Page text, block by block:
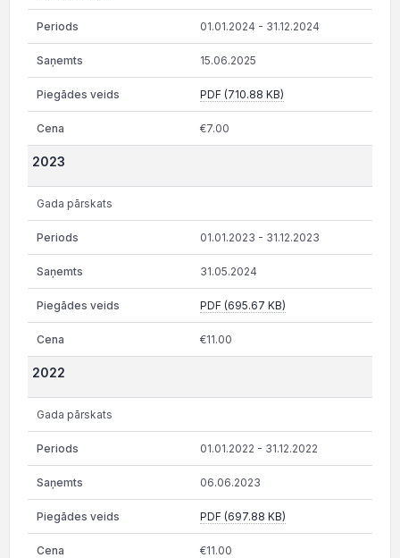
01.01.2024 - 31.12.2024
15.06.2025
PDF (710.88 KB)
€7.00
2023
Gada pārskats
01.01.2023 - 31.12.2023
31.05.2024
PDF (695.67 KB)
€11.00
2022
Gada pārskats
01.01.2022 - 31.12.2022
06.06.2023
PDF (697.88 KB)
€11.00